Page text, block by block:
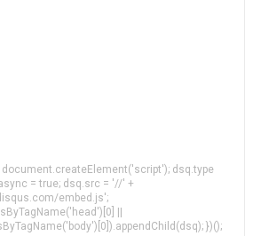
dsq.type
= true; dsq.src = '//' +
embed.js';
||
})();